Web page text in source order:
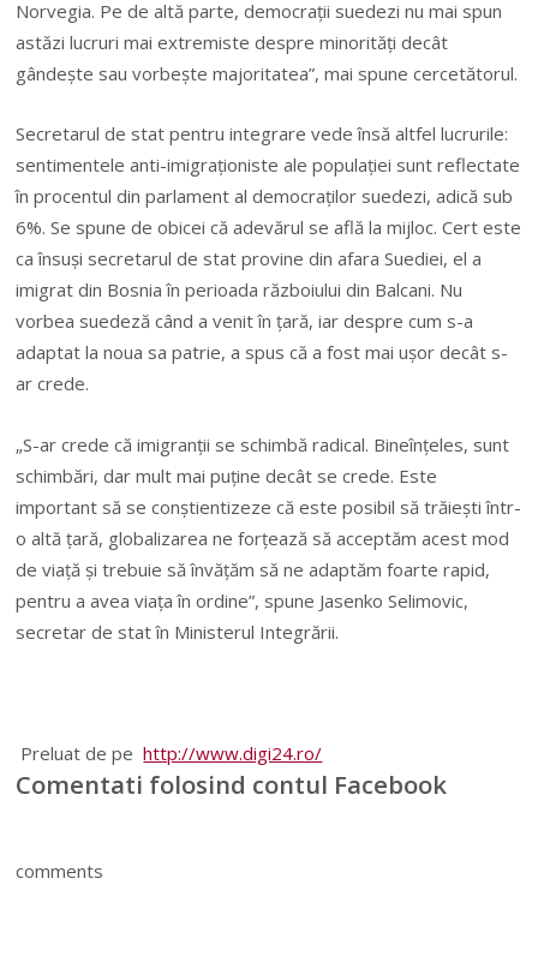
Norvegia. Pe de altă parte, democraţii suedezi nu mai spun
astăzi lucruri mai extremiste despre minorităţi decât
gândeşte sau vorbeşte majoritatea”, mai spune cercetătorul.
Secretarul de stat pentru integrare vede însă altfel lucrurile:
sentimentele anti-imigraționiste ale populației sunt reflectate
în procentul din parlament al democraților suedezi, adică sub
6%. Se spune de obicei că adevărul se află la mijloc. Cert este
ca însuși secretarul de stat provine din afara Suediei, el a
imigrat din Bosnia în perioada războiului din Balcani. Nu
vorbea suedeză când a venit în ţară, iar despre cum s-a
adaptat la noua sa patrie, a spus că a fost mai ușor decât s-
ar crede.
„S-ar crede că imigranţii se schimbă radical. Bineînţeles, sunt
schimbări, dar mult mai puţine decât se crede. Este
important să se conştientizeze că este posibil să trăieşti într-
o altă ţară, globalizarea ne forţează să acceptăm acest mod
de viaţă şi trebuie să învăţăm să ne adaptăm foarte rapid,
pentru a avea viaţa în ordine”, spune Jasenko Selimovic,
secretar de stat în Ministerul Integrării.
Preluat de pehttp://www.digi24.ro/
Comentati folosind contul Facebook
comments